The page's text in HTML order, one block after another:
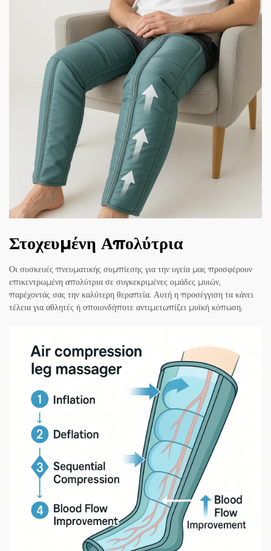
Στοχευμένη Απολύτρια
Οι συσκευές πνευματικής συμπίεσης για την υγεία μας προσφέρουν
επικεντρωμένη απολύτρια σε συγκεκριμένες ομάδες μυιών,
παρέχοντάς σας την καλύτερη θεραπεία. Αυτή η προσέγγιση τα κάνει
τέλεια για αθλητές ή οποιονδήποτε αντιμετωπίζει μυϊκή κόπωση.